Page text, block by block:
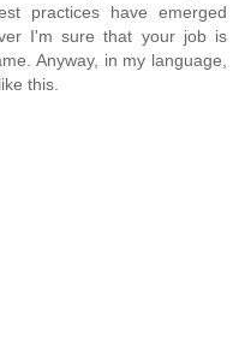
practices have emerged
I'm sure that your job is
Anyway, in my language,
this.